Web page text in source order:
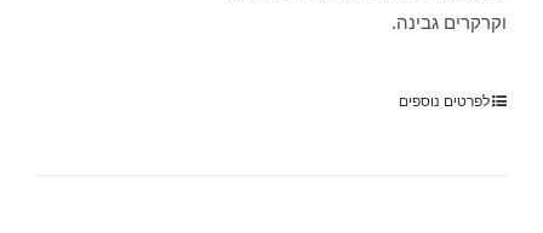
וקרקרים גבינה.
לפרטים נוספים